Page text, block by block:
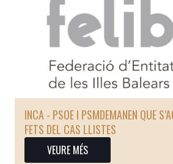
INCA - PSOE I PSMDEMANEN QUE
FETS DEL CAS LLISTES
VEURE MÉS